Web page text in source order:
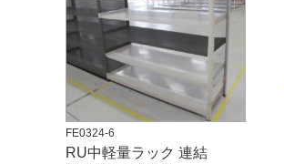
FE0324-6
RU中軽量ラック 連結